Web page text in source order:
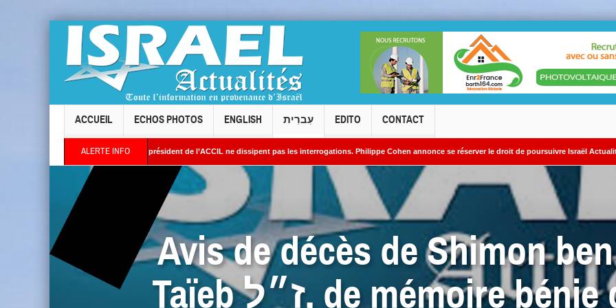
ACCUEIL ECHOS PHOTOS ENGLISH עִברִית EDITO CONTACT
ALERTE INFO
: les réponses du président de l’ACCIL ne dissipent pas les interrogations. Philippe Cohen annonce se réserver le droit de poursuivre Israël Actualités en
: Des images satellites révèlent une activité jugée « inquiétante » sur des sites nucléaires iraniens
Avis de décès de Shimon
Taïeb ז״ל, de mémoire bénie du pere de